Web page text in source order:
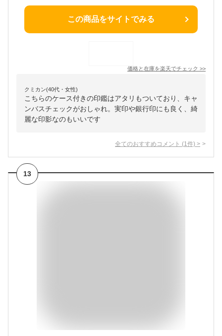
この商品をサイトでみる
価格と在庫を楽天でチェック >>
クミカン(40代・女性)
こちらのケース付きの印鑑はアタリもついており、キャ
ンバスチェックがおしゃれ。実印や銀行印にも良く、綺
麗な印影なのもいいです
全てのおすすめコメント (1 件) >
13